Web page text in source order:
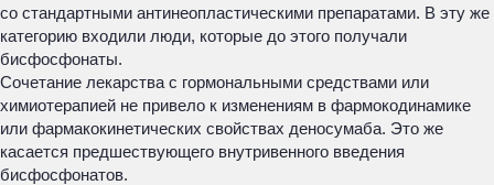
со стандартными антинеопластическими препаратами. В эту же
категорию входили люди, которые до этого получали
бисфосфонаты.
Сочетание лекарства с гормональными средствами или
химиотерапией не привело к изменениям в фармокодинамике
или фармакокинетических свойствах деносумаба. Это же
касается предшествующего внутривенного введения
бисфосфонатов.